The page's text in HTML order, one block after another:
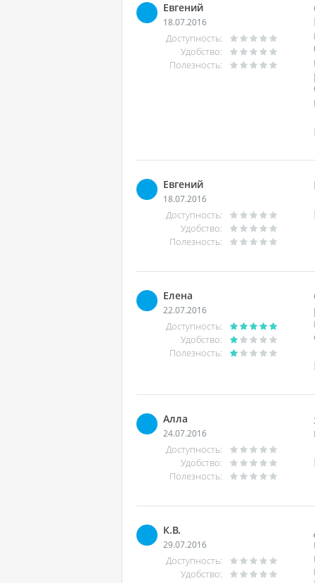
Евгений
18.07.2016
Доступность:
Удобство:
Полезность:
Евгений
18.07.2016
Доступность:
Удобство:
Полезность:
Елена
22.07.2016
Доступность:
Удобство:
Полезность:
Алла
24.07.2016
Доступность:
Удобство:
Полезность:
К.В.
29.07.2016
Доступность:
Удобство: